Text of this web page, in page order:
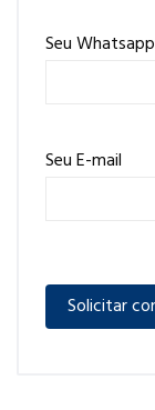
Seu Whatsapp
Seu E-mail